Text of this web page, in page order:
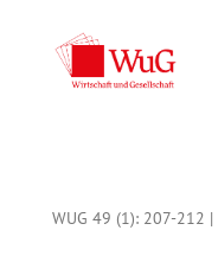
WUG 49 (1): 207-212 |